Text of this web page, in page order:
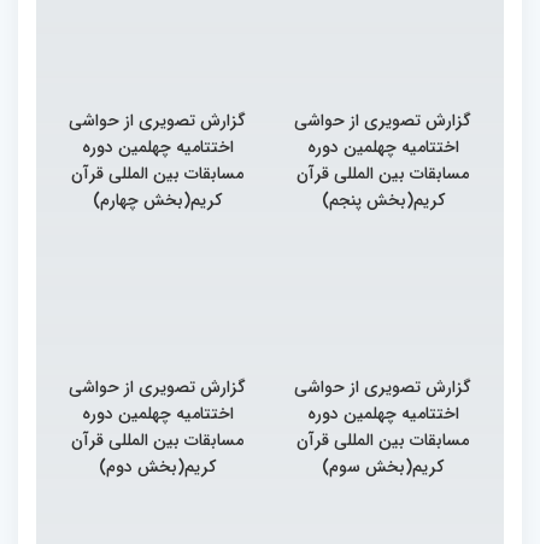
گزارش تصویری از حواشی
اختتامیه چهلمین دوره
مسابقات بین المللی قرآن
کریم(بخش پنجم)
گزارش تصویری از حواشی
اختتامیه چهلمین دوره
مسابقات بین المللی قرآن
کریم(بخش چهارم)
گزارش تصویری از حواشی
اختتامیه چهلمین دوره
مسابقات بین المللی قرآن
کریم(بخش سوم)
گزارش تصویری از حواشی
اختتامیه چهلمین دوره
مسابقات بین المللی قرآن
کریم(بخش دوم)